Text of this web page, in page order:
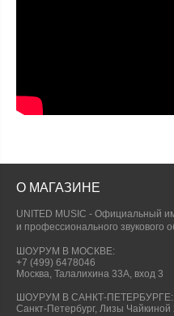
О МАГАЗИНЕ
UNITED MUSIC - Официальный
и профессионального звукового
ШОУРУМ В МОСКВЕ:
+7 (499) 6478046
Москва, Талалихина 33А, вход 3
ШОУРУМ В САНКТ-ПЕТЕРБУРГЕ:
Санкт-Петербург, Лизы Чайкиной